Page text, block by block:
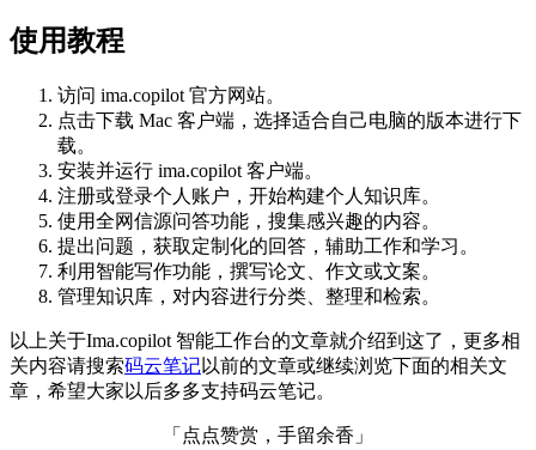
使用教程
访问 ima.copilot 官方网站。
点击下载 Mac 客户端，选择适合自己电脑的版本进行下
载。
安装并运行 ima.copilot 客户端。
注册或登录个人账户，开始构建个人知识库。
使用全网信源问答功能，搜集感兴趣的内容。
提出问题，获取定制化的回答，辅助工作和学习。
利用智能写作功能，撰写论文、作文或文案。
管理知识库，对内容进行分类、整理和检索。
以上关于Ima.copilot 智能工作台的文章就介绍到这了，更多相
关内容请搜索码云笔记以前的文章或继续浏览下面的相关文
章，希望大家以后多多支持码云笔记。
「点点赞赏，手留余香」